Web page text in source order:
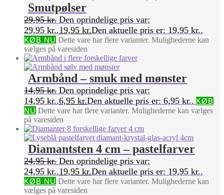
Smutpølser
29,95kr. Den oprindelige pris var:
29,95 kr..19,95 kr.Den aktuelle pris er: 19,95 kr..
KØB NU Dette vare har flere varianter. Mulighederne kan
vælges på varesiden
Armbånd – smuk med mønster
14,95kr. Den oprindelige pris var:
14,95 kr..6,95 kr.Den aktuelle pris er: 6,95 kr.. KØB
NU Dette vare har flere varianter. Mulighederne kan vælges
på varesiden
Diamantsten 4 cm – pastelfarver
24,95kr. Den oprindelige pris var:
24,95 kr..19,95 kr.Den aktuelle pris er: 19,95 kr..
KØB NU Dette vare har flere varianter. Mulighederne kan
vælges på varesiden